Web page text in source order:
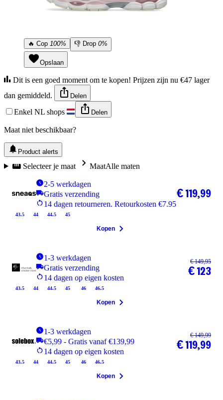
🔥 Cop 100% 👎 Drop 0%
Opslaan
Dit is een goed moment om te kopen! Prijzen zijn nu €47 lager
dan gemiddeld.
Delen
Enkel NL shops Delen
Maat niet beschikbaar?
Product alerts
Selecteer je maat MaatAlle maten
2-5 werkdagen
Gratis verzending
14 dagen retourneren. Retourkosten €7.95
43.5 44 44.5 45
€ 119,99
Kopen
1-3 werkdagen
Gratis verzending
14 dagen op eigen kosten
43.5 44 44.5 45 46 46.5
€ 149,95
€ 123
Kopen
1-3 werkdagen
€5,99 - Gratis vanaf €139,99
14 dagen op eigen kosten
43.5 44 44.5 45 46 46.5
€ 149,99
€ 119,99
Kopen